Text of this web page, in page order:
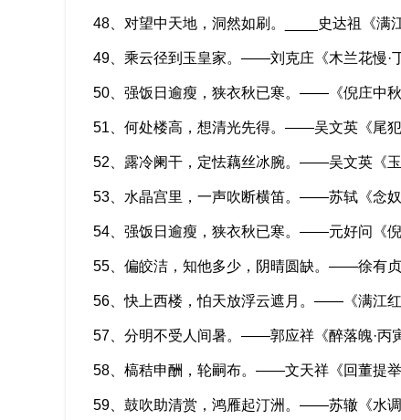
48、对望中天地，洞然如刷。____史达祖《满
49、乘云径到玉皇家。——刘克庄《木兰花慢·
50、强饭日逾瘦，狭衣秋已寒。——《倪庄中
51、何处楼高，想清光先得。——吴文英《尾犯
52、露冷阑干，定怯藕丝冰腕。——吴文英《玉
53、水晶宫里，一声吹断横笛。——苏轼《念奴
54、强饭日逾瘦，狭衣秋已寒。——元好问《倪
55、偏皎洁，知他多少，阴晴圆缺。——徐有贞
56、快上西楼，怕天放浮云遮月。——《满江红
57、分明不受人间暑。——郭应祥《醉落魄·丙
58、槁秸申酬，轮嗣布。——文天祥《回董提举
59、鼓吹助清赏，鸿雁起汀洲。——苏辙《水调